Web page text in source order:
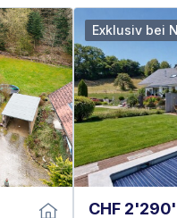
CHF
Exklusiv bei